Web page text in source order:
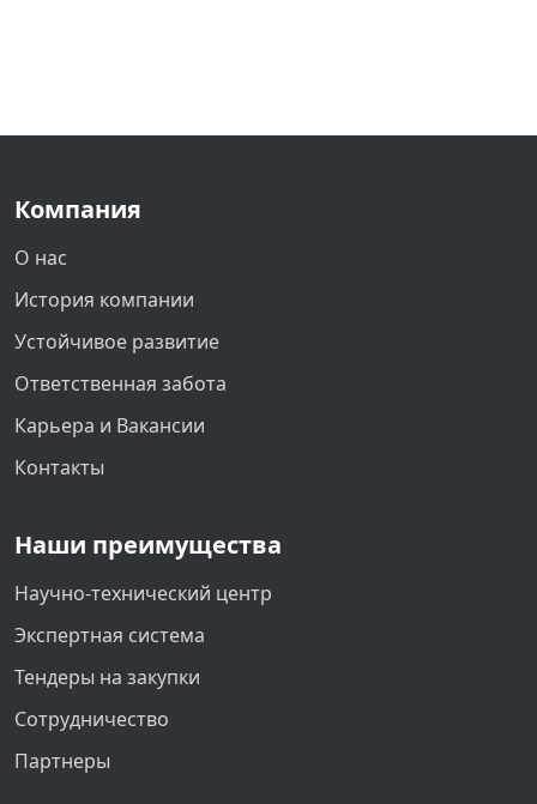
Компания
О нас
История компании
Устойчивое развитие
Ответственная забота
Карьера и Вакансии
Контакты
Наши преимущества
Научно-технический центр
Экспертная система
Тендеры на закупки
Сотрудничество
Партнеры